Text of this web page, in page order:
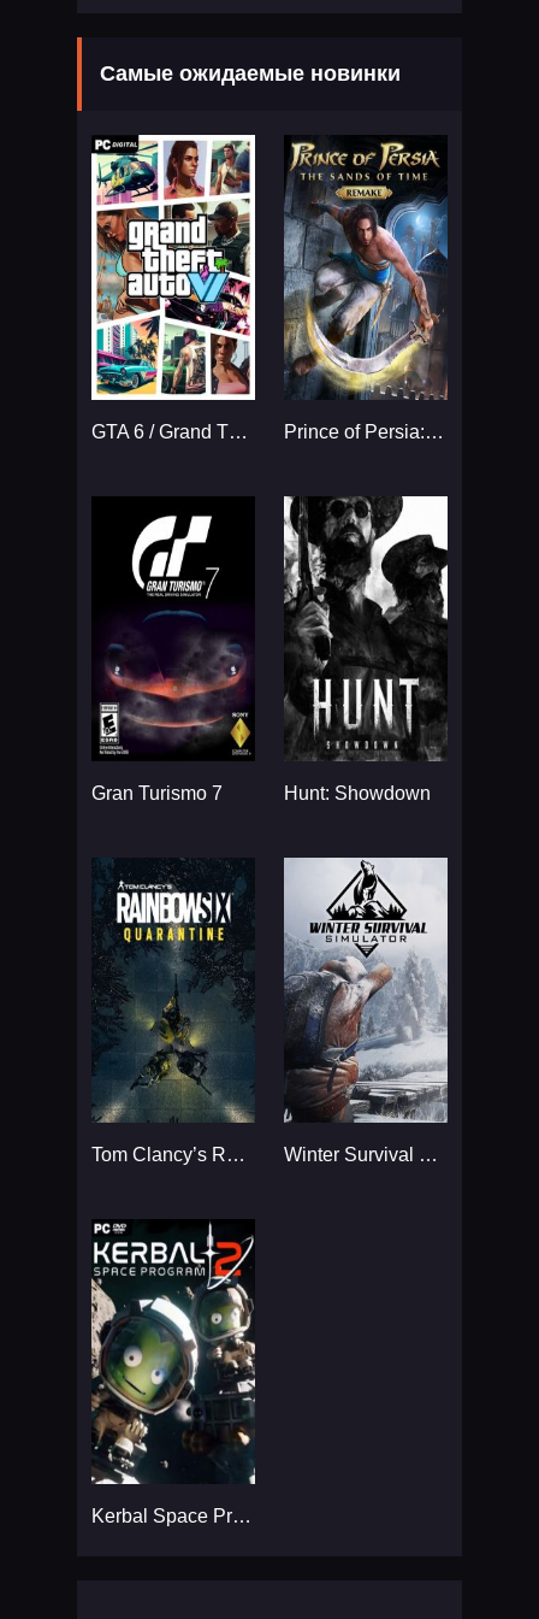
Самые ожидаемые новинки
GTA 6 / Grand Theft Auto VI Prince of Persia: The Sands
Gran Turismo 7 Hunt: Showdown
Tom Clancy’s Rainbow Six Winter Survival Simulator
Kerbal Space Program 2